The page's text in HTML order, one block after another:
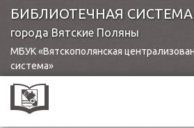
БИБЛИОТЕЧНАЯ СИСТЕМА
города Вятские Поляны
МБУК «Вятскополянская
система»